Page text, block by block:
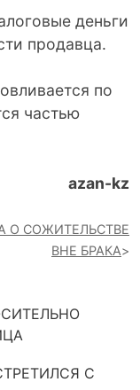
деньги
продавца.
по
частью
azan-kz
О СОЖИТЕЛЬСТВЕ
ВНЕ БРАКА
С